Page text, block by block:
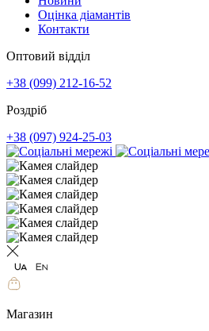
Оцінка діамантів
Контакти
Оптовий відділ
+38 (099) 212-16-52
Роздріб
+38 (097) 924-25-03
Магазин